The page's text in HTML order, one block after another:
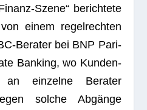
Szene“ berich­tete
einem regel­rech­ten
Bera­ter bei BNP Pari­
Ban­king, wo Kun­den­
an ein­zelne Bera­ter
sol­che Abgänge